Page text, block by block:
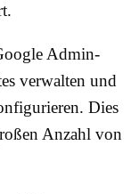
Admin-
verwalten und
Dies
Anzahl von